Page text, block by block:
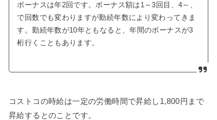
ボーナスは年2回です。ボーナス額は1～3回目、4～、
で回数でも変わりますが勤続年数により変わってきま
す。勤続年数が10年ともなると、年間のボーナスが3
桁行くこともあります。
コストコの時給は一定の労働時間で昇給し1,800円まで
昇給するとのことです。